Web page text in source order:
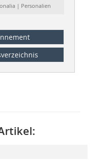
| Personalien